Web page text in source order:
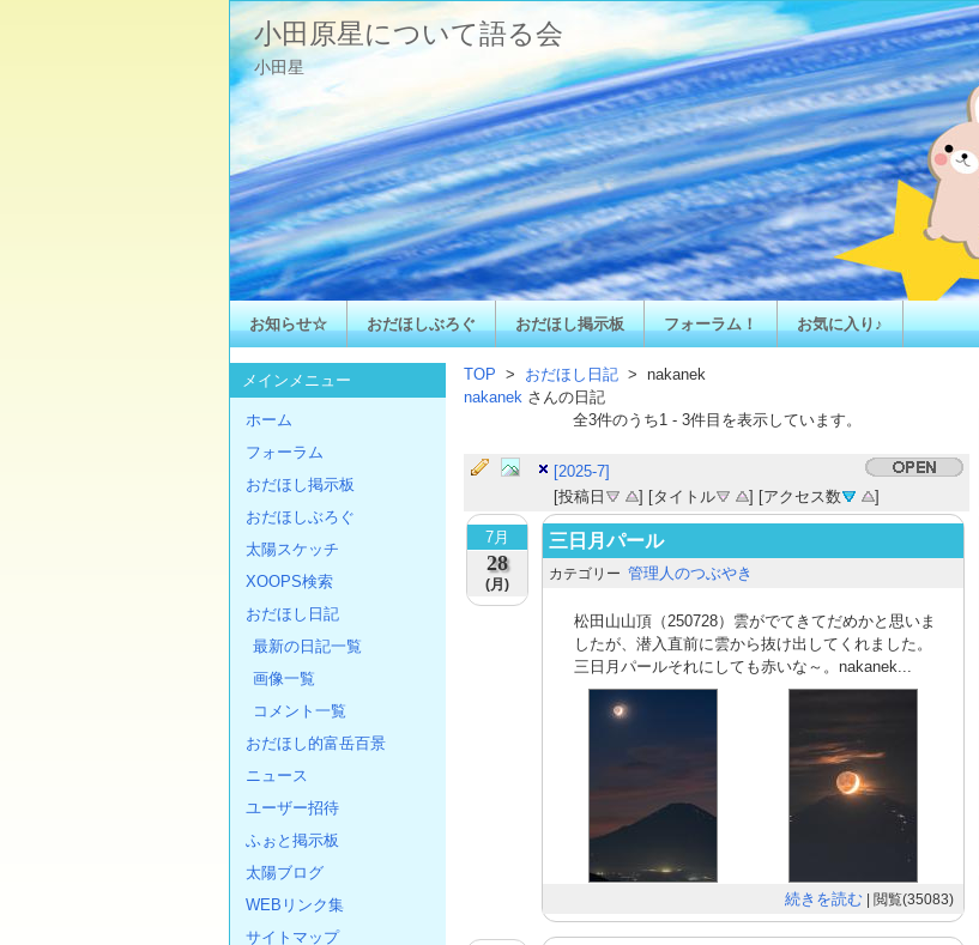
小田原星について語る会
小田星
お知らせ☆ おだほしぶろぐ おだほし掲示板 フォーラム！ お気に入り♪
TOP > おだほし日記 > nakanek
nakanek さんの日記
全3件のうち1- 3件目を表示しています。
[2025-7]
[投稿日
] [タイトル ] [アクセス数 ]
7月
28
(月)
三日月パール
カテゴリー 管理人のつぶやき
松田山山頂（250728）雲がでてきてだめかと思いま
したが、潜入直前に雲から抜け出してくれました。
三日月パールそれにしても赤いな～。nakanek...
続きを読む | 閲覧(35083)
メインメニュー
ホーム
フォーラム
おだほし掲示板
おだほしぶろぐ
太陽スケッチ
XOOPS検索
おだほし日記
最新の日記一覧
画像一覧
コメント一覧
おだほし的富岳百景
ニュース
ユーザー招待
ふぉと掲示板
太陽ブログ
WEBリンク集
サイトマップ